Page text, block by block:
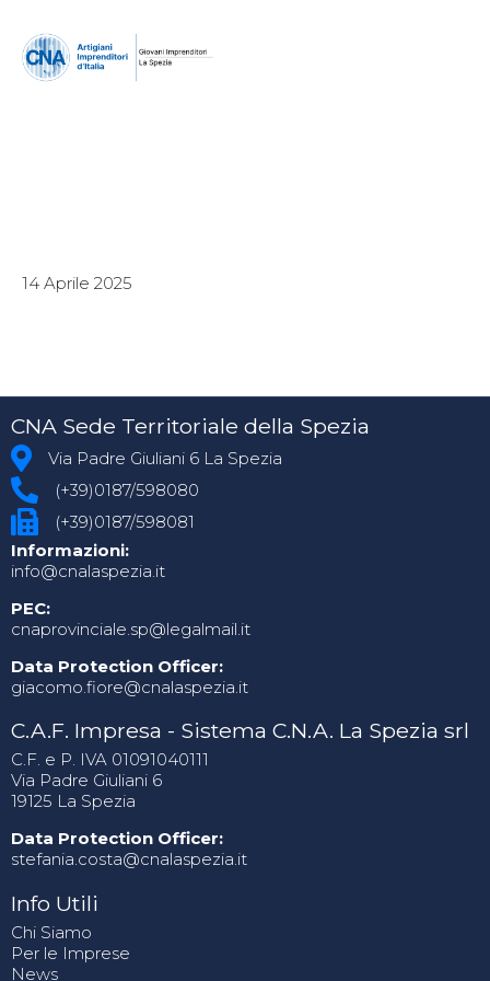
14 Aprile 2025
CNA Sede Territoriale della Spezia
Via Padre Giuliani 6 La Spezia
(+39)0187/598080
(+39)0187/598081
Informazioni:
info@cnalaspezia.it
PEC:
cnaprovinciale.sp@legalmail.it
Data Protection Officer:
giacomo.fiore@cnalaspezia.it
C.A.F. Impresa - Sistema C.N.A. La Spezia srl
C.F. e P. IVA 01091040111
Via Padre Giuliani 6
19125 La Spezia
Data Protection Officer:
stefania.costa@cnalaspezia.it
Info Utili
Chi Siamo
Per le Imprese
News